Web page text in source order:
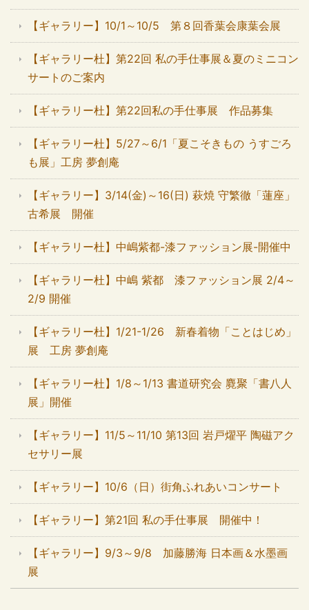
【ギャラリー】10/1～10/5 第８回香葉会康葉会展
【ギャラリー杜】第22回 私の手仕事展＆夏のミニコン
サートのご案内
【ギャラリー杜】第22回私の手仕事展 作品募集
【ギャラリー杜】5/27～6/1「夏こそきもの うすごろ
も展」工房 夢創庵
【ギャラリー】3/14(金)～16(日) 萩焼 守繁徹「蓮座」
古希展 開催
【ギャラリー杜】中嶋紫都-漆ファッション展-開催中
【ギャラリー杜】中嶋 紫都 漆ファッション展 2/4～
2/9 開催
【ギャラリー杜】1/21-1/26 新春着物「ことはじめ」
展 工房 夢創庵
【ギャラリー杜】1/8～1/13 書道研究会 麑聚「書八人
展」開催
【ギャラリー】11/5～11/10 第13回 岩戸燿平 陶磁アク
セサリー展
【ギャラリー】10/6（日）街角ふれあいコンサート
【ギャラリー】第21回 私の手仕事展 開催中！
【ギャラリー】9/3～9/8 加藤勝海 日本画＆水墨画
展